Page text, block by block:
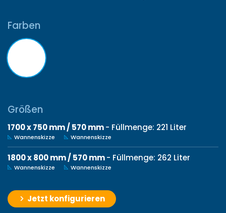
Farben
Größen
1700 x 750 mm / 570 mm- Füllmenge: 221 Liter
Wannenskizze Wannenskizze
1800 x 800 mm / 570 mm- Füllmenge: 262 Liter
Wannenskizze Wannenskizze
Jetzt konfigurieren